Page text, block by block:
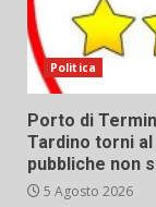
Politica
Porto di
Tardino torni
pubbliche non
5 Agosto 2026